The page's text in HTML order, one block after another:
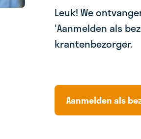
Leuk! We
'Aanmelden als
krantenbezorger.
Aanmelden als